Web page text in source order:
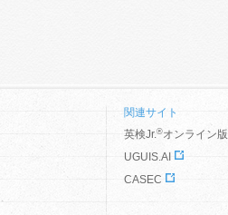
関連サイト
英検Jr.®オンライン版
UGUIS.AI
CASEC